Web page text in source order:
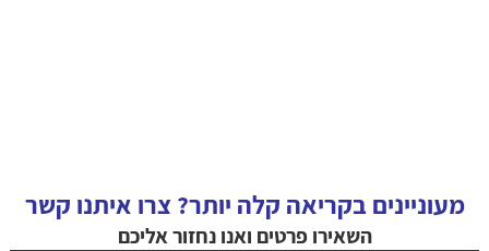
מעוניינים בקריאה קלה יותר? צרו איתנו קשר
השאירו פרטים ואנו נחזור אליכם